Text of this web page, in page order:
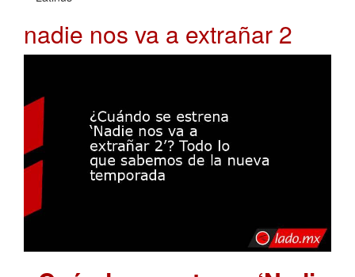
nadie nos va a extrañar 2